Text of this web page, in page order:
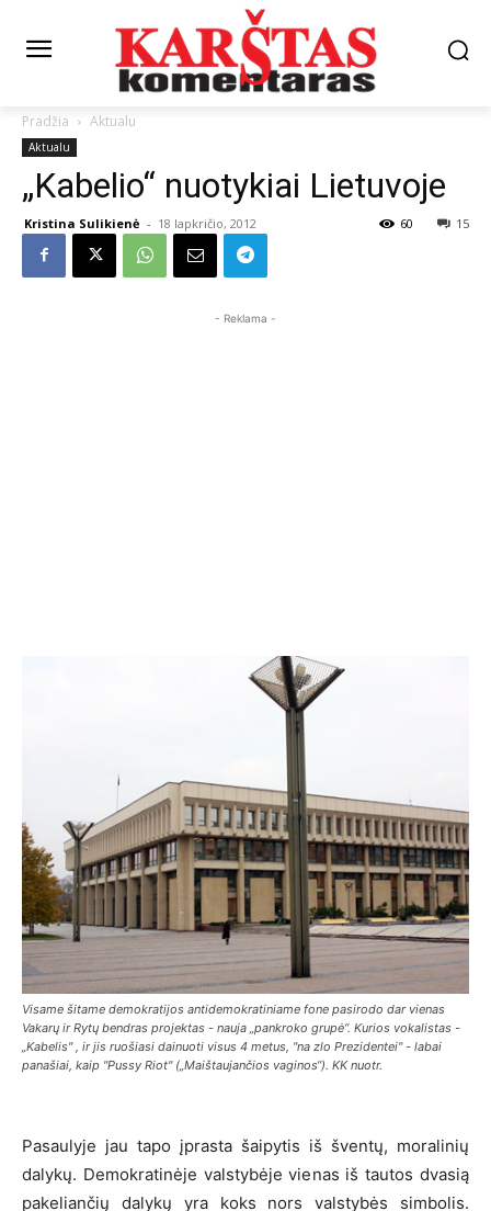
Pradžia Aktualu
Aktualu
„Kabelio“ nuotykiai Lietuvoje
Kristina Sulikienė - 18 lapkričio, 2012 15
60
- Reklama -
Visame šitame demokratijos antidemokratiniame fone pasirodo dar vienas
Vakarų ir Rytų bendras projektas - nauja „pankroko grupė“. Kurios vokalistas -
„Kabelis" , ir jis ruošiasi dainuoti visus 4 metus, "na zlo Prezidentei" - labai
panašiai, kaip "Pussy Riot" („Maištaujančios vaginos“). KK nuotr.
Pasaulyje jau tapo įprasta šaipytis iš šventų, moralinių
dalykų. Demokratinėje valstybėje vienas iš tautos dvasią
pakeliančių dalykų yra koks nors valstybės simbolis.